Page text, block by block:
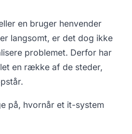
en bruger henvender
langsomt, er det dog ikke
problemet. Derfor har
en række af de steder,
på, hvornår et it-system